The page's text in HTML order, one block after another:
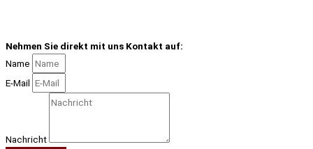
Nehmen Sie direkt mit uns Kontakt auf:
Name
E-Mail
Nachricht